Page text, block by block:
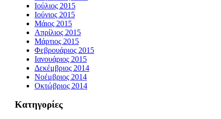
Ιούλιος 2015
Ιούνιος 2015
Μάιος 2015
Απρίλιος 2015
Μάρτιος 2015
Φεβρουάριος 2015
Ιανουάριος 2015
Δεκέμβριος 2014
Νοέμβριος 2014
Οκτώβριος 2014
Kατηγορίες